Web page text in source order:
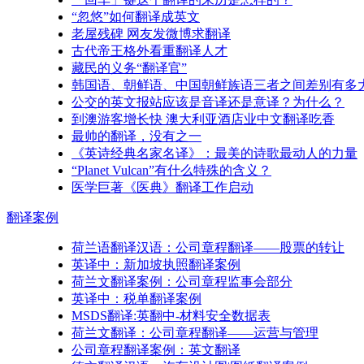
“忽悠”如何翻译成英文
老屋残碑 网友发微博求翻译
古代帝王格外看重翻译人才
藏民的义务“翻译官”
韩国语、朝鲜语、中国朝鲜族语三者之间差别有多
公交的英文报站应该是音译还是意译？为什么？
到澳游客增长快 澳大利亚酒店业中文翻译吃香
最帅的翻译，没有之一
《英诗经典名家名译》：最美的诗歌最动人的力量
“Planet Vulcan”有什么特殊的含义？
医学巨著《医典》翻译工作启动
翻译案例
荷兰语翻译汉语：公司章程翻译——股票的转让
英译中：新加坡执照翻译案例
荷兰文翻译案例：公司章程监事会部分
英译中：税单翻译案例
MSDS翻译:英翻中-材料安全数据表
荷兰文翻译：公司章程翻译——运营与管理
公司章程翻译案例：英文翻译